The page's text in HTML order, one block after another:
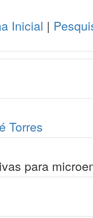
Inicial |
Torres
para